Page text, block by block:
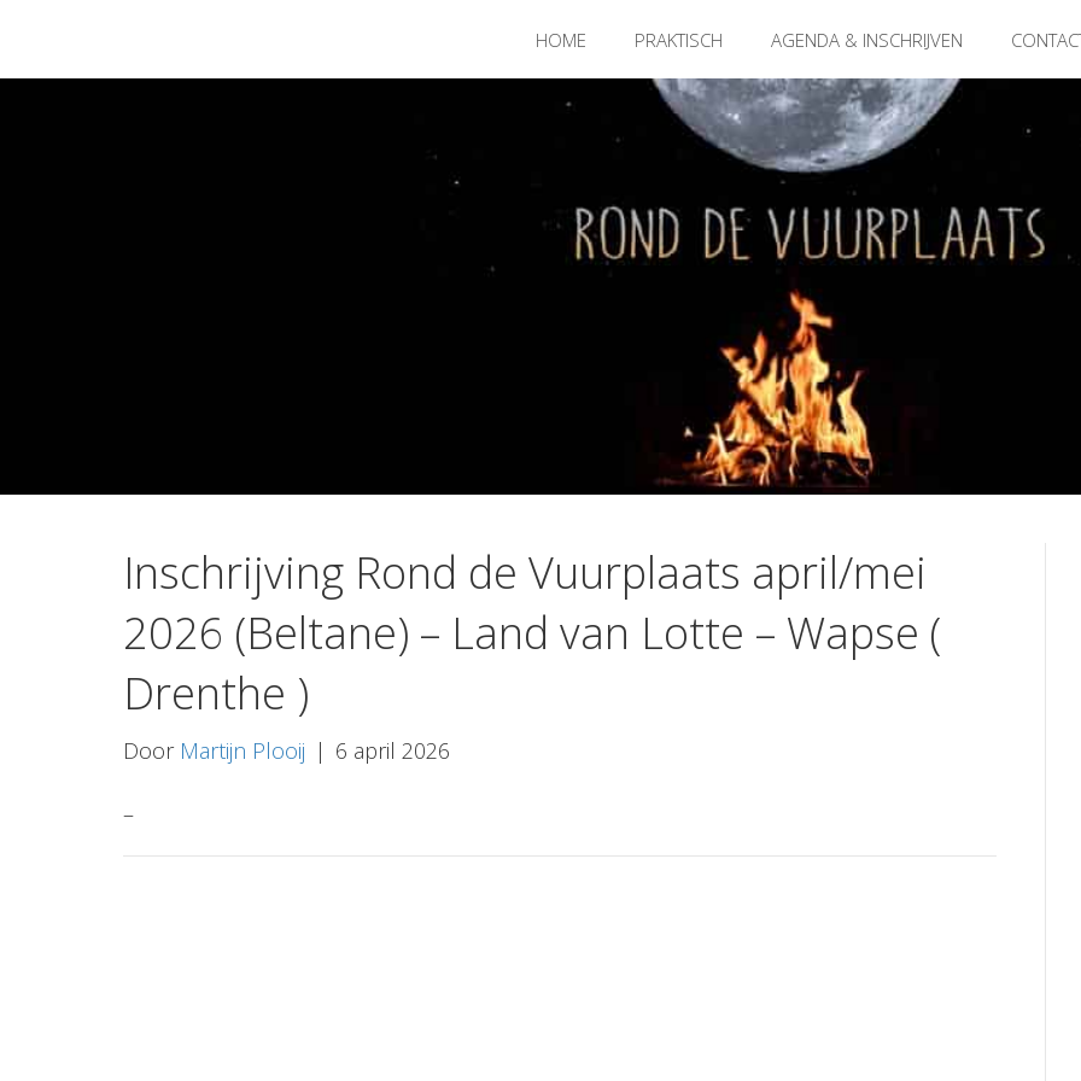
HOME PRAKTISCH AGENDA & INSCHRIJVEN
Inschrijving Rond de Vuurplaats april/mei
2026 (Beltane) – Land van Lotte – Wapse (
Drenthe )
Door Martijn Plooij | 6 april 2026
–